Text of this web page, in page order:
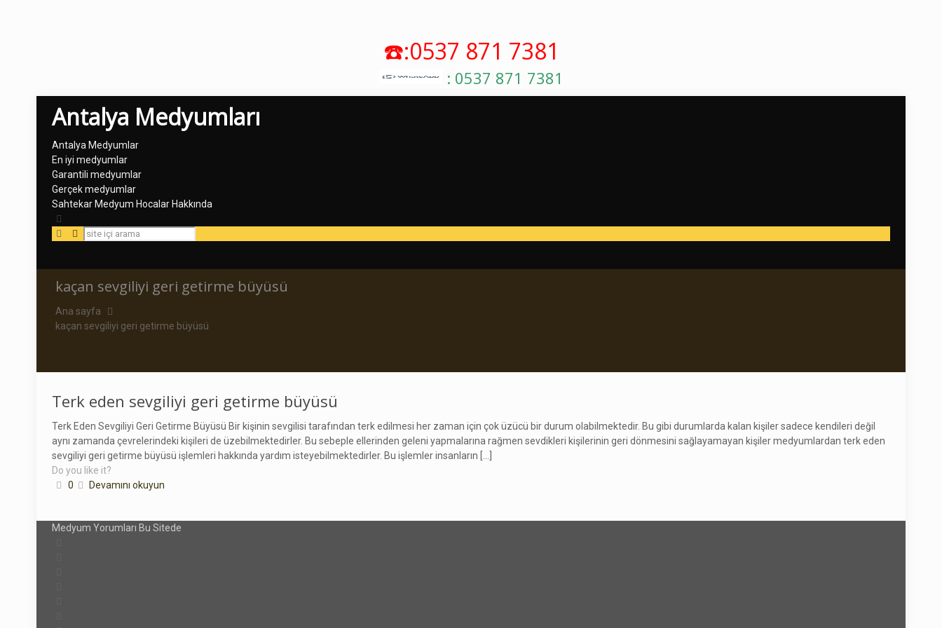
☎️:0537 871 7381
: 0537 871 7381
Antalya Medyumları
Antalya Medyumlar
En iyi medyumlar
Garantili medyumlar
Gerçek medyumlar
Sahtekar Medyum Hocalar Hakkında
kaçan sevgiliyi geri getirme büyüsü
Ana sayfa
kaçan sevgiliyi geri getirme büyüsü
Terk eden sevgiliyi geri getirme büyüsü
Terk Eden Sevgiliyi Geri Getirme Büyüsü Bir kişinin sevgilisi tarafından terk edilmesi her zaman için çok üzücü bir durum olabilmektedir. Bu gibi durumlarda kalan kişiler sadece kendileri değil
aynı zamanda çevrelerindeki kişileri de üzebilmektedirler. Bu sebeple ellerinden geleni yapmalarına rağmen sevdikleri kişilerinin geri dönmesini sağlayamayan kişiler medyumlardan terk eden
sevgiliyi geri getirme büyüsü işlemleri hakkında yardım isteyebilmektedirler. Bu işlemler insanların
Do you like it?
0
Devamını okuyun
Medyum Yorumları Bu Sitede